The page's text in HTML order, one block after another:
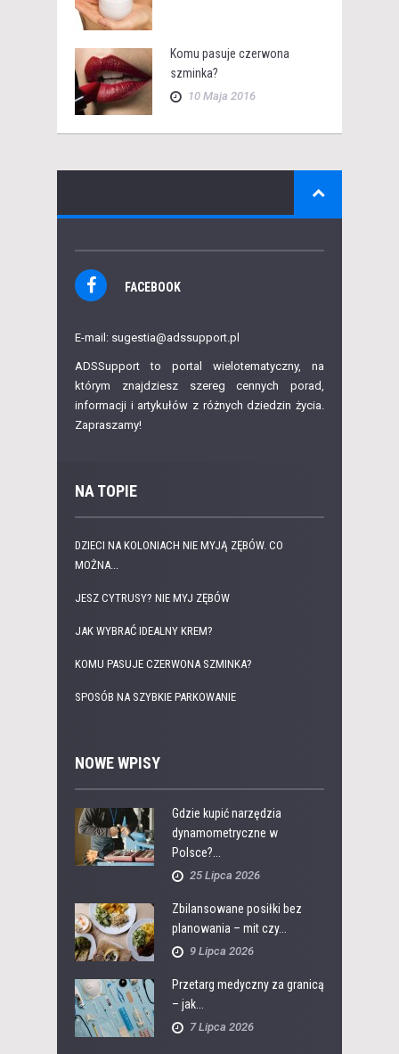
Komu pasuje czerwona
szminka?
10 Maja 2016
FACEBOOK
E-mail: sugestia@adssupport.pl
ADSSupport to portal wielotematyczny, na
którym znajdziesz szereg cennych porad,
informacji i artykułów z różnych dziedzin życia.
Zapraszamy!
NA TOPIE
DZIECI NA KOLONIACH NIE MYJĄ ZĘBÓW. CO
MOŻNA...
JESZ CYTRUSY? NIE MYJ ZĘBÓW
JAK WYBRAĆ IDEALNY KREM?
KOMU PASUJE CZERWONA SZMINKA?
SPOSÓB NA SZYBKIE PARKOWANIE
NOWE WPISY
Gdzie kupić narzędzia
dynamometryczne w
Polsce?...
25 Lipca 2026
Zbilansowane posiłki bez
planowania – mit czy...
9 Lipca 2026
Przetarg medyczny za granicą
– jak...
7 Lipca 2026